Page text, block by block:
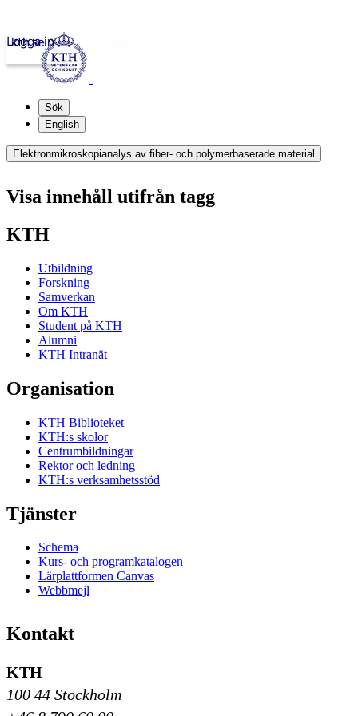
kth.se
Logga in
Sök
English
Elektronmikroskopianalys av fiber- och polymerbaserade material
Visa innehåll utifrån tagg
KTH
Utbildning
Forskning
Samverkan
Om KTH
Student på KTH
Alumni
KTH Intranät
Organisation
KTH Biblioteket
KTH:s skolor
Centrumbildningar
Rektor och ledning
KTH:s verksamhetsstöd
Tjänster
Schema
Kurs- och programkatalogen
Lärplattformen Canvas
Webbmejl
Kontakt
KTH
100 44 Stockholm